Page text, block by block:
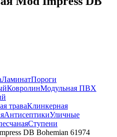
ЛаминатПороги
КовролинМодульная ПВХ
траваКлинкерная
АнтисептикиУличные
Ступени
DB Bohemian 61974